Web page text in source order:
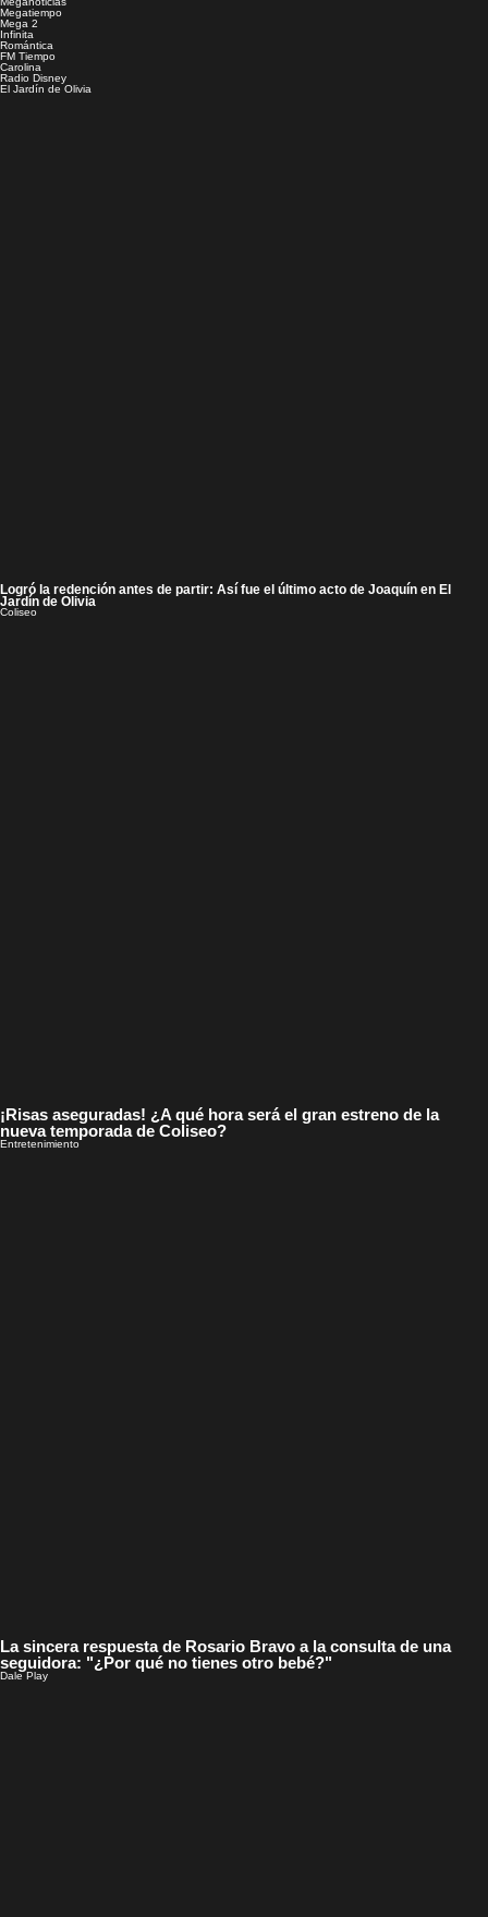
Megatiempo
Mega 2
Infinita
Romántica
FM Tiempo
Carolina
Radio Disney
El Jardín de Olivia
Logró la redención antes de partir: Así fue el último acto de Joaquín en El
Jardín de Olivia
Coliseo
¡Risas aseguradas! ¿A qué hora será el gran estreno de la
nueva temporada de Coliseo?
Entretenimiento
La sincera respuesta de Rosario Bravo a la consulta de una
seguidora: "¿Por qué no tienes otro bebé?"
Dale Play